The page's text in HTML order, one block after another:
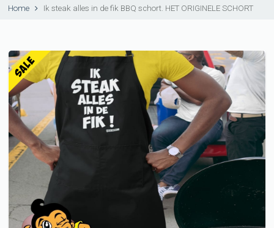
Home Ik steak alles in de fik BBQ schort. HET ORIGINELE SCHORT